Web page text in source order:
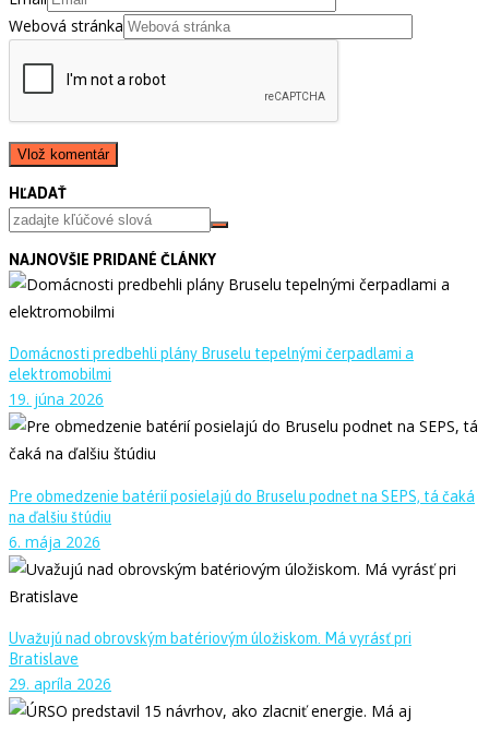
Webová stránka
HĽADAŤ
NAJNOVŠIE PRIDANÉ ČLÁNKY
Domácnosti predbehli plány Bruselu tepelnými čerpadlami a
elektromobilmi
19. júna 2026
Pre obmedzenie batérií posielajú do Bruselu podnet na SEPS, tá čaká
na ďalšiu štúdiu
6. mája 2026
Uvažujú nad obrovským batériovým úložiskom. Má vyrásť pri
Bratislave
29. apríla 2026